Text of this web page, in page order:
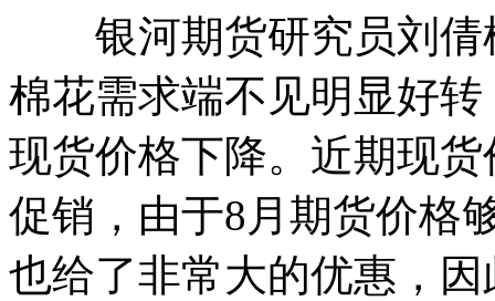
银河期货研究员刘倩
棉花需求端不见明显好
现货价格下降。近期现
促销，由于8月期货价格
也给了非常大的优惠，